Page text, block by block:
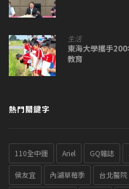
生活
東海大學攜手
教育
熱門關鍵字
110全中運 Ariel GQ雜誌
侯友宜 內湖草莓季 台北醫院